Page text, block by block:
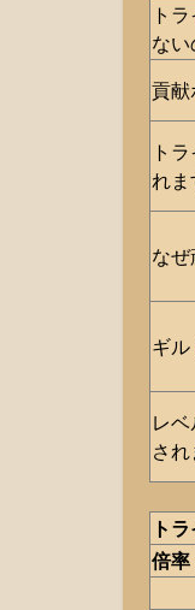
ト
ない
貢献
ト
れま
なぜ
ギ
レ
さ
ト
倍率